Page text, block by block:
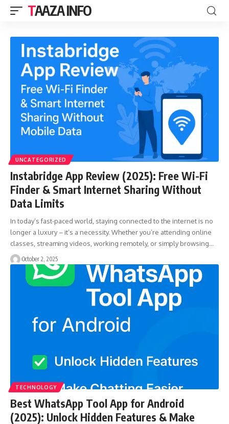
TAAZA INFO
UNCATEGORIZED
Instabridge App Review (2025): Free Wi-Fi
Finder & Smart Internet Sharing Without
Data Limits
In today’s fast-paced world, staying connected to the internet is no
longer a luxury – it’s a necessity. Whether you’re attending online
classes, streaming videos, working remotely, or simply browsing…
October 2, 2025
TECHNOLOGY
Best WhatsApp Tool App for Android
(2025): Unlock Hidden Features & Make